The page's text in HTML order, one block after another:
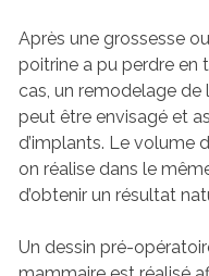
Après une grossesse
poitrine a pu perdre en
cas, un remodelage de
peut être envisagé et
d’implants. Le volume
on réalise dans le
d’obtenir un résultat
Un dessin pré-